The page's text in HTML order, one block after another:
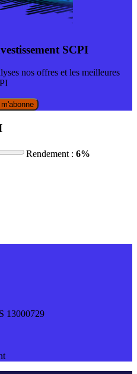
SCPI
nos offres et les meilleures
Rendement : 6%
13000729